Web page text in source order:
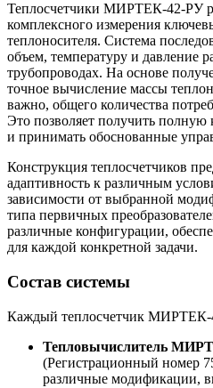
Теплосчетчики МИРТЕК-42-РУ
комплексного измерения
теплоносителя. Система
объем, температуру и давление
трубопроводах. На основе
точное вычисление массы
важно, общего количества
Это позволяет получить полную
и принимать обоснованные
Конструкция теплосчетчиков
адаптивность к различным
зависимости от выбранной
типа первичных
различные конфигурации,
для каждой конкретной задачи.
Состав системы
Каждый теплосчетчик МИРТЕК-
Тепловычислитель
(Регистрационный номер
различные